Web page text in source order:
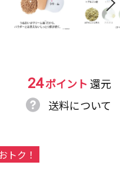
24ポイント 還元
送料について
トク！